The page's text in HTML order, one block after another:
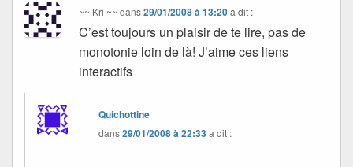
~~ Kri ~~ dans29/01/2008 à 13:20 a dit :
C’est toujours un plaisir de te lire, pas de
monotonie loin de là! J’aime ces liens
interactifs
Quichottine
dans29/01/2008 à 22:33a dit :